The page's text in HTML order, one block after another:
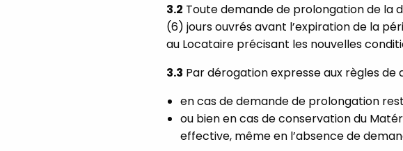
3.2 Toute demande de prolongation de la
(6) jours ouvrés avant l’expiration de la
au Locataire précisant les nouvelles
3.3 Par dérogation expresse aux règles de
en cas de demande de prolongation
ou bien en cas de conservation du
effective, même en l’absence de